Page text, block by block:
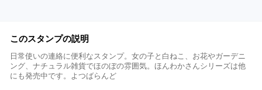
このスタンプの説明
日常使いの連絡に便利なスタンプ。女の子と白ねこ、お花やガーデニ
ング、ナチュラル雑貨でほのぼの雰囲気。ほんわかさんシリーズは他
にも発売中です。よつばらんど